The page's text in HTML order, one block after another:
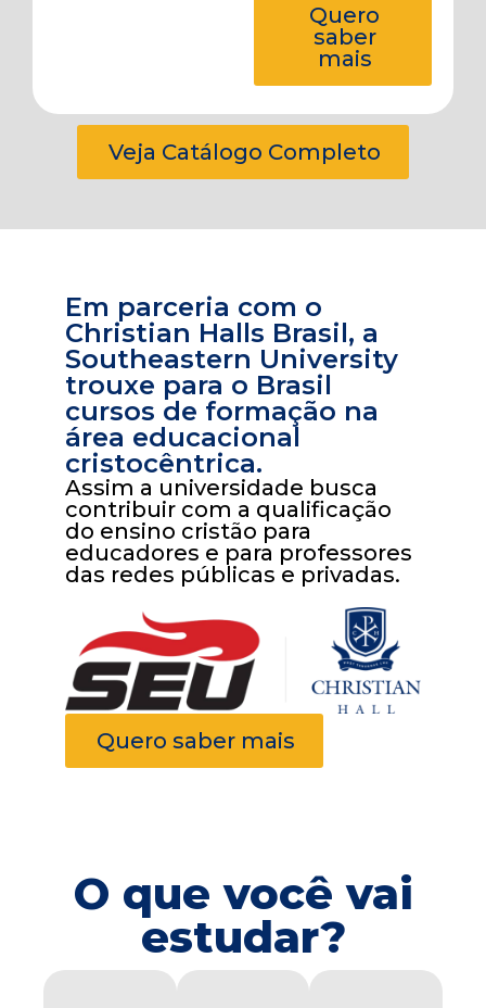
Quero
saber
mais
Veja Catálogo Completo
Em parceria com o
Christian Halls Brasil, a
Southeastern University
trouxe para o Brasil
cursos de formação na
área educacional
cristocêntrica.
Assim a universidade busca
contribuir com a qualificação
do ensino cristão para
educadores e para professores
das redes públicas e privadas.
Quero saber mais
O que você vai
estudar?